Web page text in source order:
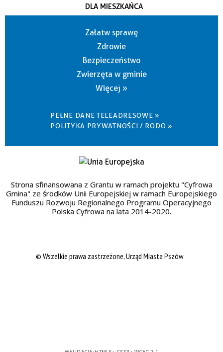
DLA MIESZKAŃCA
Załatw sprawę
Zdrowie
Bezpieczeństwo
Zwierzęta w gminie
Więcej »
PEŁNE DANE TELEADRESOWE »
POLITYKA PRYWATNOŚCI / RODO »
Strona sfinansowana z Grantu w ramach projektu "Cyfrowa
Gmina" ze środków Unii Europejskiej w ramach Europejskiego
Funduszu Rozwoju Regionalnego Programu Operacyjnego
Polska Cyfrowa na lata 2014-2020.
© Wszelkie prawa zastrzeżone, Urząd Miasta Pszów